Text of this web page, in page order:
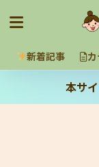
新着記事
本サ